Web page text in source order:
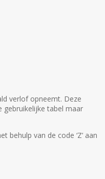
verlof opneemt. Deze
gebruikelijke tabel maar
van de code ‘Z’ aan